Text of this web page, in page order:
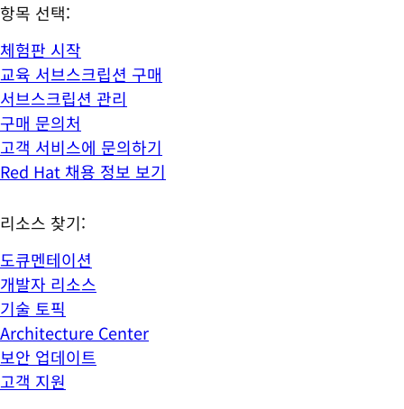
항목 선택:
체험판 시작
교육 서브스크립션 구매
서브스크립션 관리
구매 문의처
고객 서비스에 문의하기
Red Hat 채용 정보 보기
리소스 찾기:
도큐멘테이션
개발자 리소스
기술 토픽
Architecture Center
보안 업데이트
고객 지원